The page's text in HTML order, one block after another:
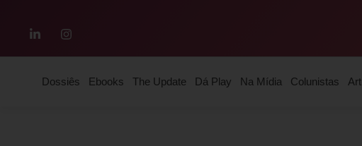
Dossiês Ebooks The Update Dá Play Na Mídia Colunistas